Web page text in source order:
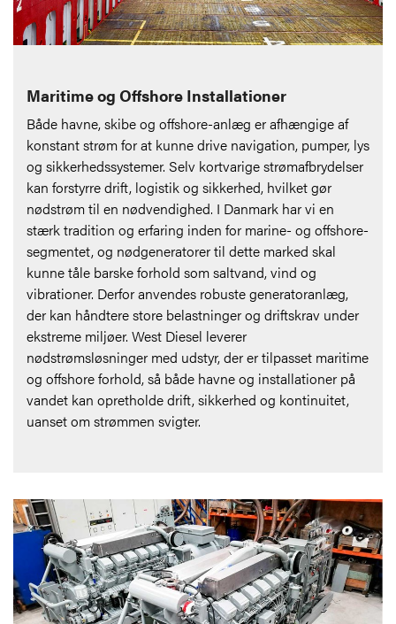
Maritime og Offshore Installationer
Både havne, skibe og offshore-anlæg er afhængige af
konstant strøm for at kunne drive navigation, pumper, lys
og sikkerhedssystemer. Selv kortvarige strømafbrydelser
kan forstyrre drift, logistik og sikkerhed, hvilket gør
nødstrøm til en nødvendighed. I Danmark har vi en
stærk tradition og erfaring inden for marine- og offshore-
segmentet, og nødgeneratorer til dette marked skal
kunne tåle barske forhold som saltvand, vind og
vibrationer. Derfor anvendes robuste generatoranlæg,
der kan håndtere store belastninger og driftskrav under
ekstreme miljøer. West Diesel leverer
nødstrømsløsninger med udstyr, der er tilpasset maritime
og offshore forhold, så både havne og installationer på
vandet kan opretholde drift, sikkerhed og kontinuitet,
uanset om strømmen svigter.